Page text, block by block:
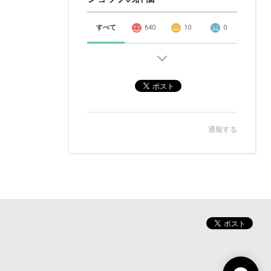
すべて 640 10 0
通報する